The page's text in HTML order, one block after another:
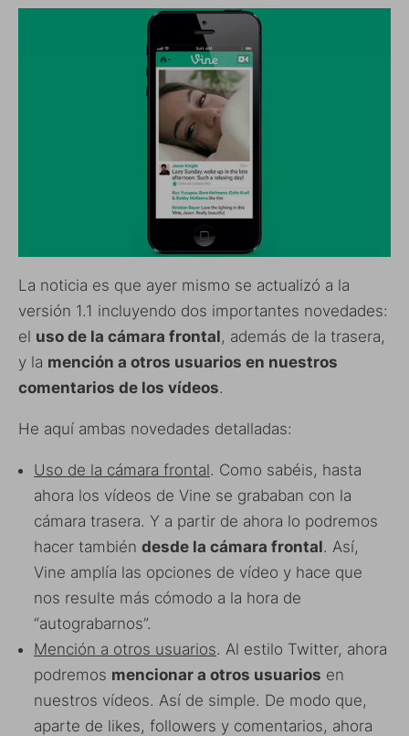
La noticia es que ayer mismo se actualizó a la
versión 1.1 incluyendo dos importantes novedades:
el uso de la cámara frontal, además de la trasera,
y la mención a otros usuarios en nuestros
comentarios de los vídeos.
He aquí ambas novedades detalladas:
Uso de la cámara frontal. Como sabéis, hasta
ahora los vídeos de Vine se grababan con la
cámara trasera. Y a partir de ahora lo podremos
hacer también desde la cámara frontal. Así,
Vine amplía las opciones de vídeo y hace que
nos resulte más cómodo a la hora de
“autograbarnos”.
Mención a otros usuarios. Al estilo Twitter, ahora
podremos mencionar a otros usuarios en
nuestros vídeos. Así de simple. De modo que,
aparte de likes, followers y comentarios, ahora